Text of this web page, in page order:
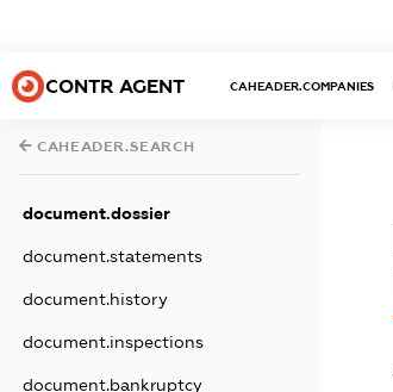
CONTR AGENT CAHEADER.COMPANIES
CAHEADER.SEARCH
document.dossier
document.statements
document.history
document.inspections
document.bankruptcy